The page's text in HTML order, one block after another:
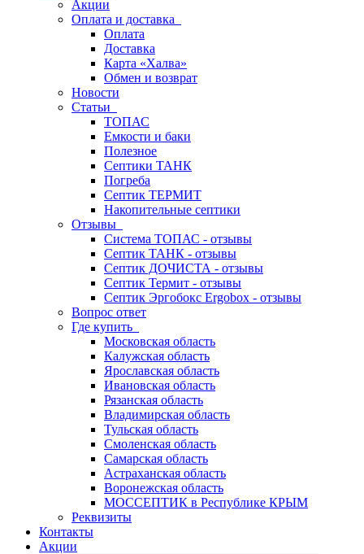
Акции
Оплата и доставка
Оплата
Доставка
Карта «Халва»
Обмен и возврат
Новости
Статьи
ТОПАС
Емкости и баки
Полезное
Септики ТАНК
Погреба
Септик ТЕРМИТ
Накопительные септики
Отзывы
Система ТОПАС - отзывы
Септик ТАНК - отзывы
Септик ДОЧИСТА - отзывы
Септик Термит - отзывы
Септик Эргобокс Ergobox - отзывы
Вопрос ответ
Где купить
Московская область
Калужская область
Ярославская область
Ивановская область
Рязанская область
Владимирская область
Тульская область
Смоленская область
Самарская область
Астраханская область
Воронежская область
МОССЕПТИК в Республике КРЫМ
Реквизиты
Контакты
Акции